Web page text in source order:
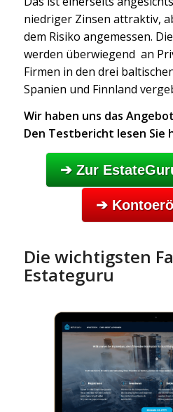
niedriger Zinsen attraktiv,
dem Risiko angemessen.
werden überwiegend an
Firmen in den drei
Spanien und Finnland
Wir haben uns das
Den Testbericht lesen Sie
➔ Zur
➔
Die wichtigsten
Estateguru